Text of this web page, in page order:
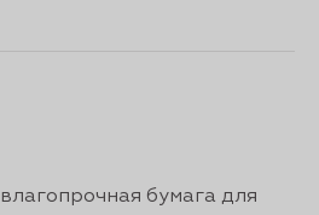
бумага для